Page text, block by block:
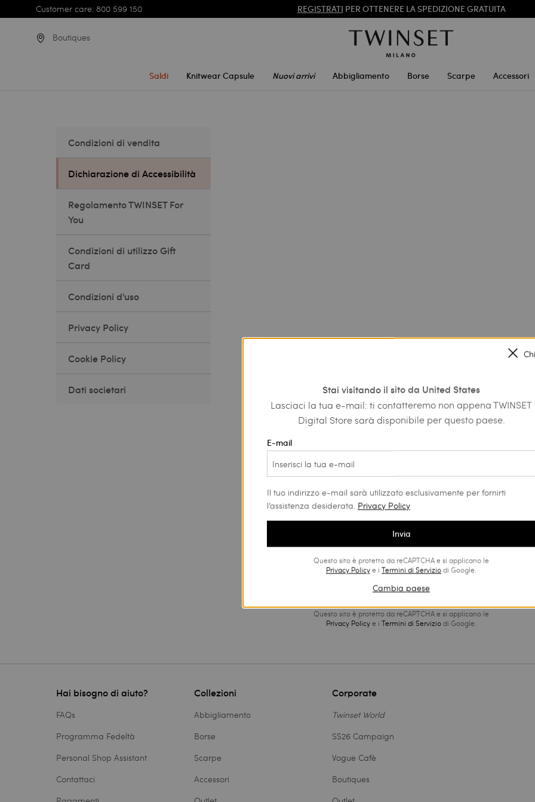
Customer care: 800 599 150 SALDI NUOVI LOOK FINO AL -50% |SHOP NOW
Boutiques
Saldi Knitwear Capsule Nuovi arrivi Abbigliamento Borse Scarpe Accessori
Condizioni di vendita
Dichiarazione di Accessibilità
Regolamento TWINSET For
You
Condizioni di utilizzo Gift
Card
Condizioni d'uso
Privacy Policy
Cookie Policy
Dati societari
TWINSET News
Iscriviti per rimanere sempre aggiornato sulle
ultime novità e promozioni TWINSET.
Privacy Policy
Questo sito è protetto da reCAPTCHA e si applicano le
Privacy Policye i Termini di Serviziodi Google.
Hai bisogno di aiuto?
FAQs
Programma Fedeltà
Personal Shop Assistant
Contattaci
Collezioni
Abbigliamento
Borse
Scarpe
Accessori
Corporate
Twinset World
SS26 Campaign
Vogue Cafè
Boutiques
Stai visitando il sito da United States
Lasciaci la tua e-mail: ti contatteremo non appena TWINSET
Digital Store sarà disponibile per questo paese.
E-mail
Il tuo indirizzo e-mail sarà utilizzato esclusivamente per fornirti
l’assistenza desiderata. Privacy Policy
Invia
Questo sito è protetto da reCAPTCHA e si applicano le
Privacy Policye i Termini di Serviziodi Google.
Cambia paese